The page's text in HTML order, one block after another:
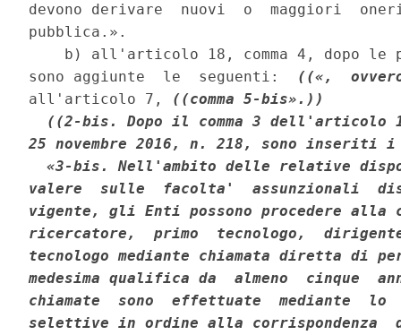
devono derivare  nuovi  o  maggiori
pubblica.».
b) all'articolo 18, comma 4, dopo le
sono aggiunte  le  seguenti: ((«,
all'articolo 7, ((comma 5-bis».))
((2-bis. Dopo il comma 3
25 novembre 2016, n. 218, sono inseriti
«3-bis. Nell'ambito delle relative
valere  sulle  facolta'  assunzionali
vigente, gli Enti possono procedere
ricercatore,  primo  tecnologo,
tecnologo mediante chiamata diretta di
medesima qualifica da  almeno  cinque
chiamate  sono  effettuate  mediante  lo
selettive in ordine alla corrispondenza